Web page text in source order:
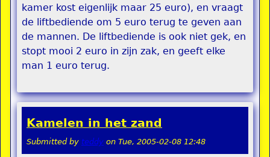
kamer kost eigenlijk maar 25 euro), en vraagt
de liftbediende om 5 euro terug te geven aan
de mannen. De liftbediende is ook niet gek, en
stopt mooi 2 euro in zijn zak, en geeft elke
man 1 euro terug.
Kamelen in het zand
Submitted by teddy on Tue, 2005-02-08 12:48